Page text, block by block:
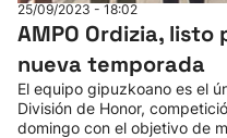
25/09/2023 - 18:02
AMPO Ordizia,
nueva temporada
El equipo gipuzkoano es el
División de Honor,
domingo con el objetivo de